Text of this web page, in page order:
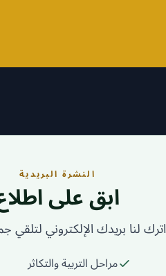
النشرة البريدية
ابق على
اترك لنا بريدك الإلكتروني لتلقي
مراحل التربية والتكاثر